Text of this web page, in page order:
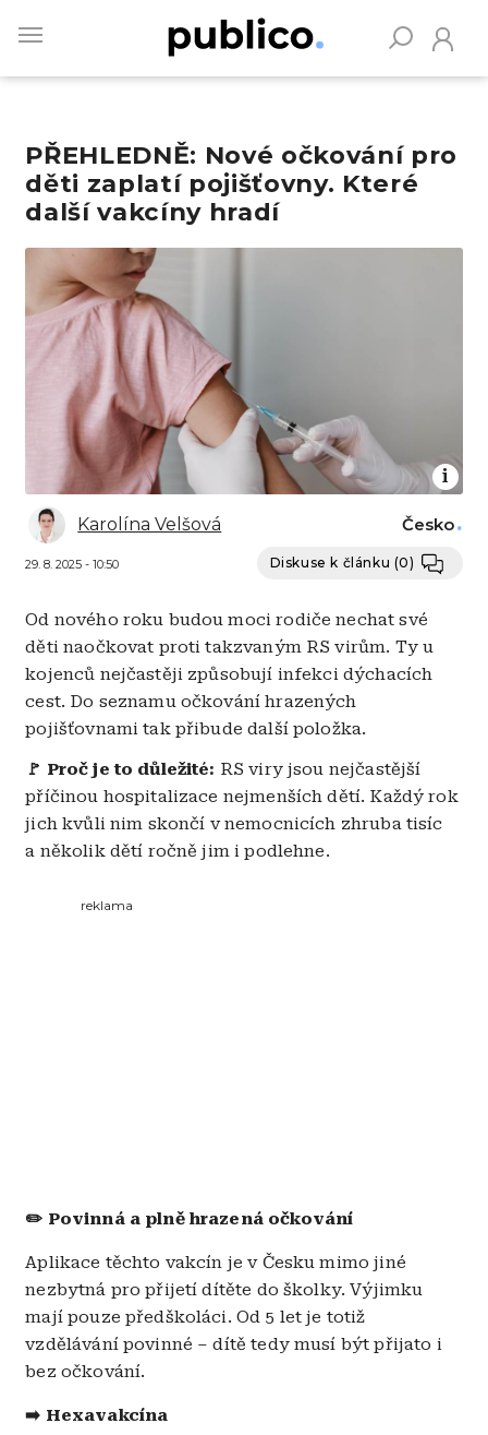
main
PŘEHLEDNĚ: Nové očkování pro
děti zaplatí pojišťovny. Které
další vakcíny hradí
Obrázek
Karolína Velšová
29. 8. 2025 - 10:50
Česko
Diskuse k článku (0)
Od nového roku budou moci rodiče nechat své
děti naočkovat proti takzvaným RS virům. Ty u
kojenců nejčastěji způsobují infekci dýchacích
cest. Do seznamu očkování hrazených
pojišťovnami tak přibude další položka.
🚩 Proč je to důležité: RS viry jsou nejčastější
příčinou hospitalizace nejmenších dětí. Každý rok
jich kvůli nim skončí v nemocnicích zhruba tisíc
a několik dětí ročně jim i podlehne.
reklama
✏️ Povinná a plně hrazená očkování
Aplikace těchto vakcín je v Česku mimo jiné
nezbytná pro přijetí dítěte do školky. Výjimku
mají pouze předškoláci. Od 5 let je totiž
vzdělávání povinné – dítě tedy musí být přijato i
bez očkování.
➡️ Hexavakcína
Vyhledávejte na Publiku